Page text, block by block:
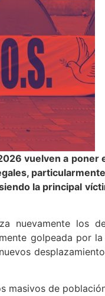
vuelven a poner
la principal
nuevamente los
golpeada por
de